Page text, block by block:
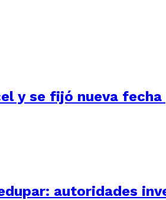
y se fijó nueva
autoridades